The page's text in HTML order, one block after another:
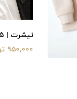
تیشرت | ۲۸۵
950,000 تومان